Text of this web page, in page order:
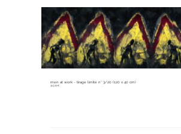
men at work ~ tirage limité n° 3/20 (120 x 40 cm)
315,00€